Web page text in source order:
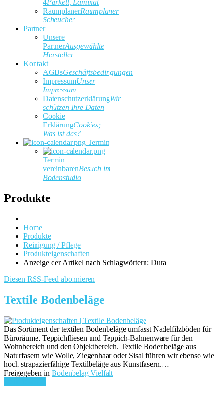
4Parkett, Laminat
RaumplanerRaumplaner
Scheucher
Partner
Unsere
PartnerAusgewählte
Hersteller
Kontakt
AGBsGeschäftsbedingungen
ImpressumUnser
Impressum
DatenschutzerklärungWir
schützen Ihre Daten
Cookie
ErklärungCookies;
Was ist das?
Termin
Termin
vereinbarenBesuch im
Bodenstudio
Produkte
Home
Produkte
Reinigung / Pflege
Produkteigenschaften
Anzeige der Artikel nach Schlagwörtern: Dura
Diesen RSS-Feed abonnieren
Textile Bodenbeläge
Das Sortiment der textilen Bodenbeläge umfasst Nadelfilzböden für
Büroräume, Teppichfliesen und Teppich-Bahnenware für den
Wohnbereich und den Objektbereich. Textile Bodenbeläge aus
Naturfasern wie Wolle, Ziegenhaar oder Sisal führen wir ebenso wie
hoch strapazierfähige Textilbeläge aus Kunstfasern.…
Freigegeben in Bodenbelag Vielfalt